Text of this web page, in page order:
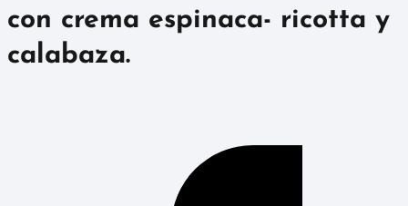
con crema espinaca- ricotta y
calabaza.